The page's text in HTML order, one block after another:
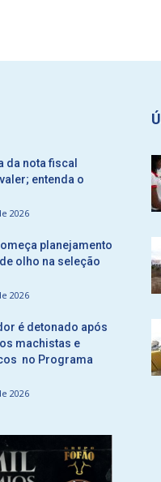
da nota fiscal
entenda o
2026
planejamento
olho na seleção
2026
é detonado após
machistas e
no Programa
2026